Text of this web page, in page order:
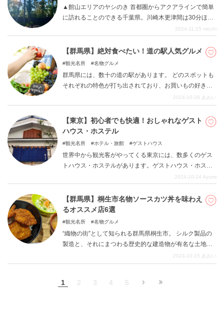
▲館山エリアのヤシのき 首都圏からアクアラインで簡単
に訪れることのできる千葉県。川崎木更津間は30分ほど
にドライブしたくなるような観光地がたくさんありま
す！ 本記事では、木更津や銚子、鴨川、成田など様々な
2024-11-15 mochi
【群馬県】絶対食べたい！道の駅人気グルメ
観光名所 名物グルメ
群馬県には、数十の道の駅があります。 どのスポットも
それぞれの特色が打ち出されており、お買いもの好き・
グルメ好きにはたまりません。 今回は、そのなかでも特
に“おいしいもの”を食べられる道の駅に注目しました。
スポットのご紹介と合わせて、それぞれのオススメグル
メをまとめます。
2024-10-28 あおい
【東京】初心者でも快適！おしゃれなゲスト
ハウス・ホステル
観光名所 ホテル・旅館 ゲストハウス
世界中から観光客がやってくる東京には、数多くのゲス
トハウス・ホステルがあります。ゲストハウス・ホステ
ルは宿泊費用が安く、旅費を抑えられるメリットがある
うかもしれません。今回はそんなホステル初心者の方で
も安心して宿泊でき、ホステルに慣れ親しんでいる方も
楽しむことのできる東京のホステルをご紹介します。
2024-10-24 Ayumi
【群馬県】桐生市名物ソースカツ丼を味わえ
るオススメ店6選
観光名所 名物グルメ
“織物の街”として知られる群馬県桐生市。 シルク製品の
製造と、それにまつわる歴史的な建造物が有名な土地で
す。 そんな桐生市で名物グルメのひとつとして知られる
のが、『ソースカツ丼』。 桐生市では、ごはんの上にサ
ツなどは敷かないものがスタンダードです。 アツアツを
2024-10-15 あおい
1 2 3 4 5